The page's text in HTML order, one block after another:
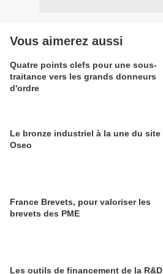
Vous aimerez aussi
Quatre points clefs pour une sous-
traitance vers les grands donneurs
d'ordre
Le bronze industriel à la une du site
Oseo
France Brevets, pour valoriser les
brevets des PME
Les outils de financement de la R&D